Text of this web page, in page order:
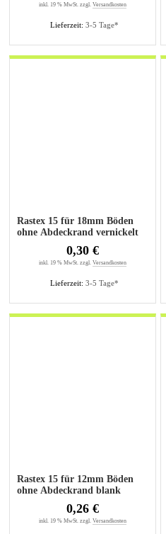
Lieferzeit: 3-5 Tage*
inkl. 19 % MwSt. zzgl. Versandkosten
Rastex 15 für 18mm Böden
ohne Abdeckrand vernickelt
Lieferzeit: 3-5 Tage*
0,30 €
inkl. 19 % MwSt. zzgl. Versandkosten
Rastex 15 für 12mm Böden
ohne Abdeckrand blank
0,26 €
inkl. 19 % MwSt. zzgl. Versandkosten